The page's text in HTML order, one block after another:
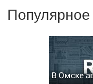
Популярное
В Омске